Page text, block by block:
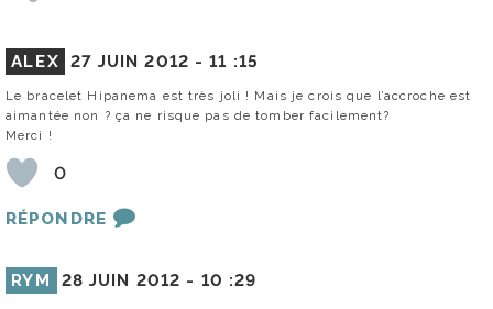
ALEX 27 JUIN 2012 -11 :15
Le bracelet Hipanema est très joli ! Mais je crois que l’accroche est
aimantée non ? ça ne risque pas de tomber facilement?
Merci !
0
RÉPONDRE
RYM 28 JUIN 2012 - 10 :29